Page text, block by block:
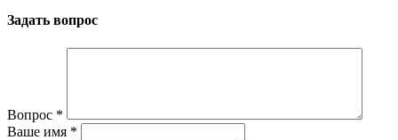
Задать вопрос
Вопрос *
Ваше имя *